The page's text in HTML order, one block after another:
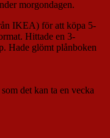
morgondagen.
IKEA) för att köpa 5-
Hittade en 3-
Hade glömt plånboken
det kan ta en vecka